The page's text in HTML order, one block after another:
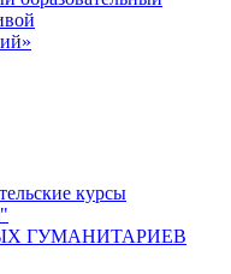
курсы
ГУМАНИТАРИЕВ